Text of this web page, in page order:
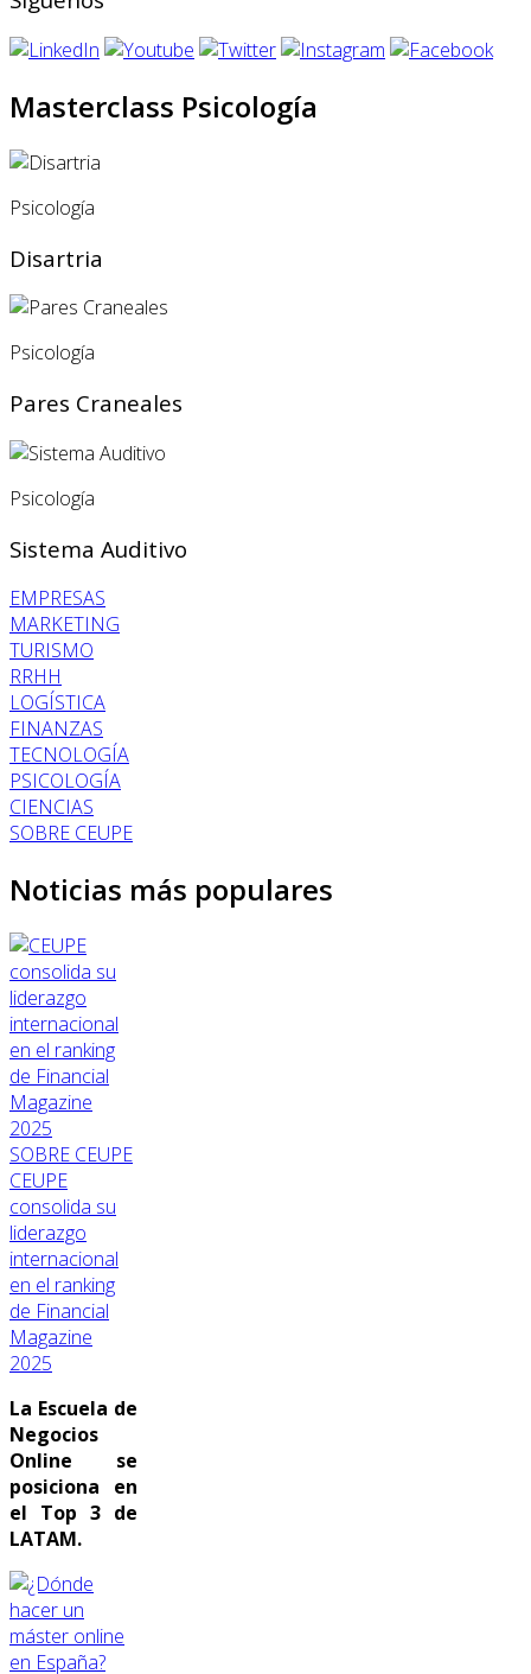
Masterclass Psicología
Psicología
Disartria
Psicología
Pares Craneales
Psicología
Sistema Auditivo
EMPRESAS
MARKETING
TURISMO
RRHH
LOGÍSTICA
FINANZAS
TECNOLOGÍA
PSICOLOGÍA
CIENCIAS
SOBRE CEUPE
Noticias más populares
SOBRE CEUPE
CEUPE
consolida su
liderazgo
internacional
en el ranking
de Financial
Magazine
2025
La Escuela de
Negocios
Online se
posiciona en
el Top 3 de
LATAM.